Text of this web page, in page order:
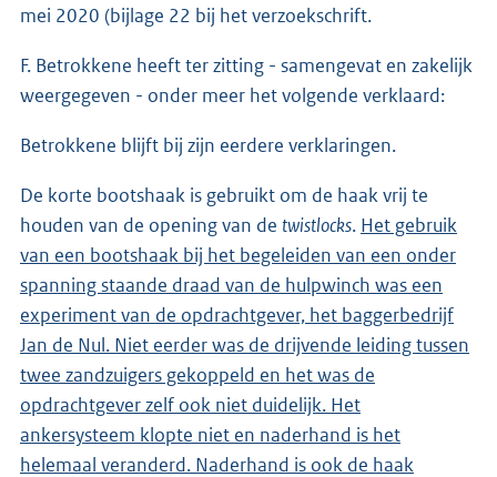
mei 2020 (bijlage 22 bij het verzoekschrift.
F. Betrokkene heeft ter zitting - samengevat en zakelijk
weergegeven - onder meer het volgende verklaard:
Betrokkene blijft bij zijn eerdere verklaringen.
De korte bootshaak is gebruikt om de haak vrij te
houden van de opening van de twistlocks. Het gebruik
van een bootshaak bij het begeleiden van een onder
spanning staande draad van de hulpwinch was een
experiment van de opdrachtgever, het baggerbedrijf
Jan de Nul. Niet eerder was de drijvende leiding tussen
twee zandzuigers gekoppeld en het was de
opdrachtgever zelf ook niet duidelijk. Het
ankersysteem klopte niet en naderhand is het
helemaal veranderd. Naderhand is ook de haak